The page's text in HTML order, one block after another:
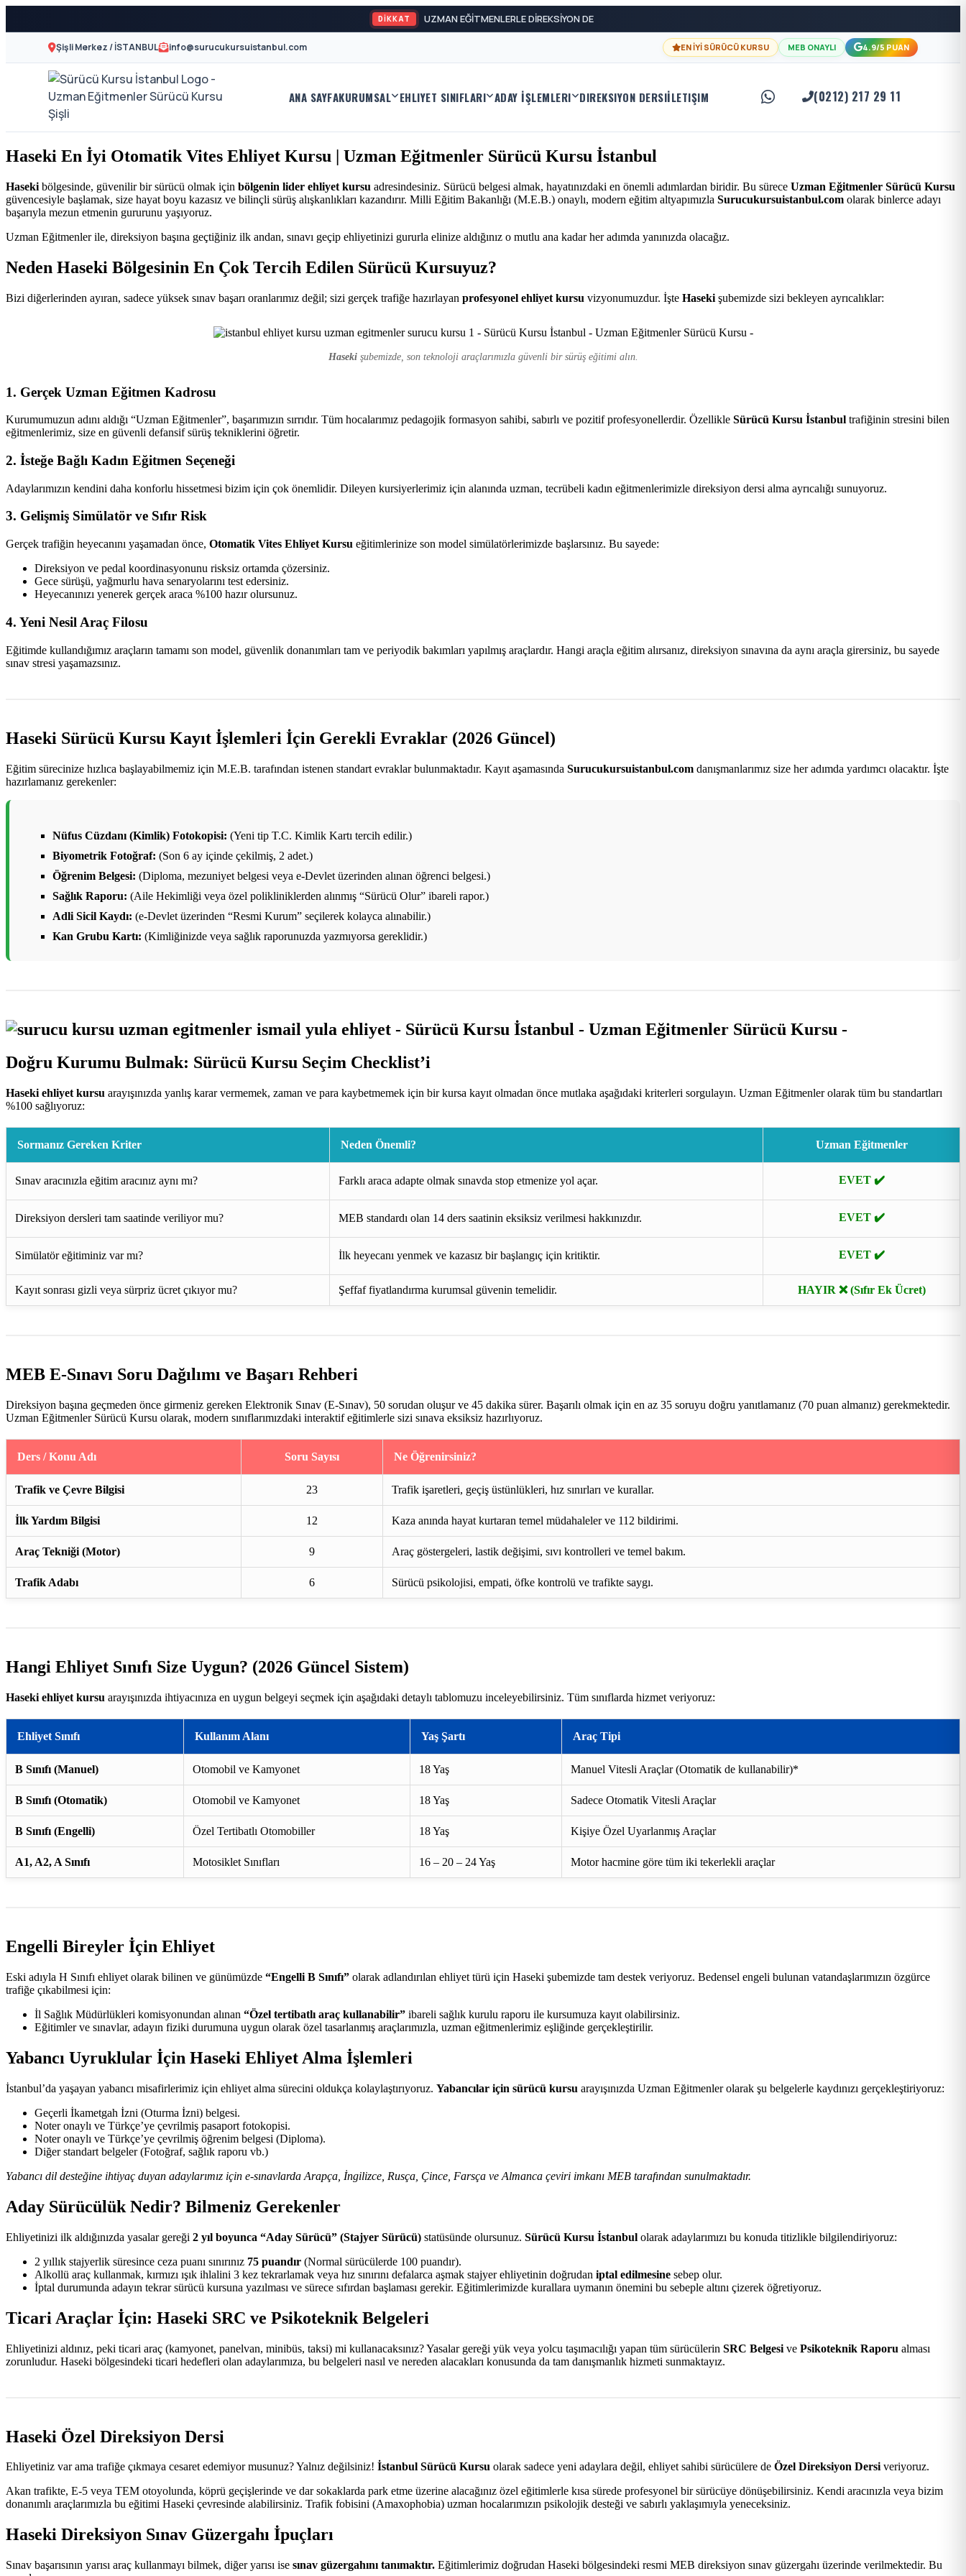
DİKKAT U
Şişli Merkez / İSTANBUL info@surucukursuistanbul.com EN İYİ SÜRÜCÜ KURSU MEB ONAYLI 4.9/5 PUAN
Sürücü
Kursu
İstanbul
-
Şişli
En
Kursu
A2
Motor
Ehliyeti
ve
Özel
Direksiyon
Dersi
ANA SAYFAKURUMSAL EHLIYET SINIFLARI ADAY İŞLEMLERI DIREKSIYON DERSIİLETIŞIM (0212) 217 29 11
Haseki En İyi Otomatik Vites Ehliyet Kursu | Uzman Eğitmenler Sürücü Kursu İstanbul
Haseki bölgesinde, güvenilir bir sürücü olmak için bölgenin lider ehliyet kursu adresindesiniz. Sürücü belgesi almak, hayatınızdaki en önemli adımlardan biridir. Bu sürece Uzman Eğitmenler Sürücü Kursu
güvencesiyle başlamak, size hayat boyu kazasız ve bilinçli sürüş alışkanlıkları kazandırır. Milli Eğitim Bakanlığı (M.E.B.) onaylı, modern eğitim altyapımızla Surucukursuistanbul.com olarak binlerce adayı
başarıyla mezun etmenin gururunu yaşıyoruz.
Uzman Eğitmenler ile, direksiyon başına geçtiğiniz ilk andan, sınavı geçip ehliyetinizi gururla elinize aldığınız o mutlu ana kadar her adımda yanınızda olacağız.
Neden Haseki Bölgesinin En Çok Tercih Edilen Sürücü Kursuyuz?
Bizi diğerlerinden ayıran, sadece yüksek sınav başarı oranlarımız değil; sizi gerçek trafiğe hazırlayan profesyonel ehliyet kursu vizyonumuzdur. İşte Haseki şubemizde sizi bekleyen ayrıcalıklar:
Hasekişubemizde, son teknoloji araçlarımızla güvenli bir sürüş eğitimi alın.
1. Gerçek Uzman Eğitmen Kadrosu
Kurumumuzun adını aldığı “Uzman Eğitmenler”, başarımızın sırrıdır. Tüm hocalarımız pedagojik formasyon sahibi, sabırlı ve pozitif profesyonellerdir. Özellikle Sürücü Kursu İstanbul trafiğinin stresini bilen
eğitmenlerimiz, size en güvenli defansif sürüş tekniklerini öğretir.
2. İsteğe Bağlı Kadın Eğitmen Seçeneği
Adaylarımızın kendini daha konforlu hissetmesi bizim için çok önemlidir. Dileyen kursiyerlerimiz için alanında uzman, tecrübeli kadın eğitmenlerimizle direksiyon dersi alma ayrıcalığı sunuyoruz.
3. Gelişmiş Simülatör ve Sıfır Risk
Gerçek trafiğin heyecanını yaşamadan önce, Otomatik Vites Ehliyet Kursu eğitimlerinize son model simülatörlerimizde başlarsınız. Bu sayede:
Direksiyon ve pedal koordinasyonunu risksiz ortamda çözersiniz.
Gece sürüşü, yağmurlu hava senaryolarını test edersiniz.
Heyecanınızı yenerek gerçek araca %100 hazır olursunuz.
4. Yeni Nesil Araç Filosu
Eğitimde kullandığımız araçların tamamı son model, güvenlik donanımları tam ve periyodik bakımları yapılmış araçlardır. Hangi araçla eğitim alırsanız, direksiyon sınavına da aynı araçla girersiniz, bu sayede
sınav stresi yaşamazsınız.
Haseki Sürücü Kursu Kayıt İşlemleri İçin Gerekli Evraklar (2026 Güncel)
Eğitim sürecinize hızlıca başlayabilmemiz için M.E.B. tarafından istenen standart evraklar bulunmaktadır. Kayıt aşamasında Surucukursuistanbul.com danışmanlarımız size her adımda yardımcı olacaktır. İşte
hazırlamanız gerekenler:
Nüfus Cüzdanı (Kimlik) Fotokopisi: (Yeni tip T.C. Kimlik Kartı tercih edilir.)
Biyometrik Fotoğraf: (Son 6 ay içinde çekilmiş, 2 adet.)
Öğrenim Belgesi: (Diploma, mezuniyet belgesi veya e-Devlet üzerinden alınan öğrenci belgesi.)
Sağlık Raporu: (Aile Hekimliği veya özel polikliniklerden alınmış “Sürücü Olur” ibareli rapor.)
Adli Sicil Kaydı: (e-Devlet üzerinden “Resmi Kurum” seçilerek kolayca alınabilir.)
Kan Grubu Kartı: (Kimliğinizde veya sağlık raporunuzda yazmıyorsa gereklidir.)
Doğru Kurumu Bulmak: Sürücü Kursu Seçim Checklist’i
Haseki ehliyet kursu arayışınızda yanlış karar vermemek, zaman ve para kaybetmemek için bir kursa kayıt olmadan önce mutlaka aşağıdaki kriterleri sorgulayın. Uzman Eğitmenler olarak tüm bu standartları
%100 sağlıyoruz:
Sormanız Gereken Kriter Neden Önemli? Uzman Eğitmenler
Sınav aracınızla eğitim aracınız aynı mı? Farklı araca adapte olmak sınavda stop etmenize yol açar. EVET ✔️
Direksiyon dersleri tam saatinde veriliyor mu? MEB standardı olan 14 ders saatinin eksiksiz verilmesi hakkınızdır. EVET ✔️
Simülatör eğitiminiz var mı? İlk heyecanı yenmek ve kazasız bir başlangıç için kritiktir. EVET ✔️
Kayıt sonrası gizli veya sürpriz ücret çıkıyor mu? Şeffaf fiyatlandırma kurumsal güvenin temelidir. HAYIR ❌ (Sıfır Ek Ücret)
MEB E-Sınavı Soru Dağılımı ve Başarı Rehberi
Direksiyon başına geçmeden önce girmeniz gereken Elektronik Sınav (E-Sınav), 50 sorudan oluşur ve 45 dakika sürer. Başarılı olmak için en az 35 soruyu doğru yanıtlamanız (70 puan almanız) gerekmektedir.
Uzman Eğitmenler Sürücü Kursu olarak, modern sınıflarımızdaki interaktif eğitimlerle sizi sınava eksiksiz hazırlıyoruz.
Ders / Konu Adı Soru Sayısı Ne Öğrenirsiniz?
Trafik ve Çevre Bilgisi 23 Trafik işaretleri, geçiş üstünlükleri, hız sınırları ve kurallar.
İlk Yardım Bilgisi 12 Kaza anında hayat kurtaran temel müdahaleler ve 112 bildirimi.
Araç Tekniği (Motor) 9 Araç göstergeleri, lastik değişimi, sıvı kontrolleri ve temel bakım.
Trafik Adabı 6 Sürücü psikolojisi, empati, öfke kontrolü ve trafikte saygı.
Hangi Ehliyet Sınıfı Size Uygun? (2026 Güncel Sistem)
Haseki ehliyet kursu arayışınızda ihtiyacınıza en uygun belgeyi seçmek için aşağıdaki detaylı tablomuzu inceleyebilirsiniz. Tüm sınıflarda hizmet veriyoruz:
Ehliyet Sınıfı Kullanım Alanı Yaş Şartı Araç Tipi
B Sınıfı (Manuel) Otomobil ve Kamyonet 18 Yaş Manuel Vitesli Araçlar (Otomatik de kullanabilir)*
B Sınıfı (Otomatik) Otomobil ve Kamyonet 18 Yaş Sadece Otomatik Vitesli Araçlar
B Sınıfı (Engelli) Özel Tertibatlı Otomobiller 18 Yaş Kişiye Özel Uyarlanmış Araçlar
A1, A2, A Sınıfı Motosiklet Sınıfları 16 – 20 – 24 Yaş Motor hacmine göre tüm iki tekerlekli araçlar
Engelli Bireyler İçin Ehliyet
Eski adıyla H Sınıfı ehliyet olarak bilinen ve günümüzde “Engelli B Sınıfı” olarak adlandırılan ehliyet türü için Haseki şubemizde tam destek veriyoruz. Bedensel engeli bulunan vatandaşlarımızın özgürce
trafiğe çıkabilmesi için:
İl Sağlık Müdürlükleri komisyonundan alınan “Özel tertibatlı araç kullanabilir” ibareli sağlık kurulu raporu ile kursumuza kayıt olabilirsiniz.
Eğitimler ve sınavlar, adayın fiziki durumuna uygun olarak özel tasarlanmış araçlarımızla, uzman eğitmenlerimiz eşliğinde gerçekleştirilir.
Yabancı Uyruklular İçin Haseki Ehliyet Alma İşlemleri
İstanbul’da yaşayan yabancı misafirlerimiz için ehliyet alma sürecini oldukça kolaylaştırıyoruz. Yabancılar için sürücü kursu arayışınızda Uzman Eğitmenler olarak şu belgelerle kaydınızı gerçekleştiriyoruz:
Geçerli İkametgah İzni (Oturma İzni) belgesi.
Noter onaylı ve Türkçe’ye çevrilmiş pasaport fotokopisi.
Noter onaylı ve Türkçe’ye çevrilmiş öğrenim belgesi (Diploma).
Diğer standart belgeler (Fotoğraf, sağlık raporu vb.)
Yabancı dil desteğine ihtiyaç duyan adaylarımız için e-sınavlarda Arapça, İngilizce, Rusça, Çince, Farsça ve Almanca çeviri imkanı MEB tarafından sunulmaktadır.
Aday Sürücülük Nedir? Bilmeniz Gerekenler
Ehliyetinizi ilk aldığınızda yasalar gereği 2 yıl boyunca “Aday Sürücü” (Stajyer Sürücü) statüsünde olursunuz. Sürücü Kursu İstanbul olarak adaylarımızı bu konuda titizlikle bilgilendiriyoruz:
2 yıllık stajyerlik süresince ceza puanı sınırınız 75 puandır (Normal sürücülerde 100 puandır).
Alkollü araç kullanmak, kırmızı ışık ihlalini 3 kez tekrarlamak veya hız sınırını defalarca aşmak stajyer ehliyetinin doğrudan iptal edilmesine sebep olur.
İptal durumunda adayın tekrar sürücü kursuna yazılması ve sürece sıfırdan başlaması gerekir. Eğitimlerimizde kurallara uymanın önemini bu sebeple altını çizerek öğretiyoruz.
Ticari Araçlar İçin: Haseki SRC ve Psikoteknik Belgeleri
Ehliyetinizi aldınız, peki ticari araç (kamyonet, panelvan, minibüs, taksi) mi kullanacaksınız? Yasalar gereği yük veya yolcu taşımacılığı yapan tüm sürücülerin SRC Belgesi ve Psikoteknik Raporu alması
zorunludur. Haseki bölgesindeki ticari hedefleri olan adaylarımıza, bu belgeleri nasıl ve nereden alacakları konusunda da tam danışmanlık hizmeti sunmaktayız.
Haseki Özel Direksiyon Dersi
Ehliyetiniz var ama trafiğe çıkmaya cesaret edemiyor musunuz? Yalnız değilsiniz! İstanbul Sürücü Kursu olarak sadece yeni adaylara değil, ehliyet sahibi sürücülere de Özel Direksiyon Dersiveriyoruz.
Akan trafikte, E-5 veya TEM otoyolunda, köprü geçişlerinde ve dar sokaklarda park etme üzerine alacağınız özel eğitimlerle kısa sürede profesyonel bir sürücüye dönüşebilirsiniz. Kendi aracınızla veya bizim
donanımlı araçlarımızla bu eğitimi Haseki çevresinde alabilirsiniz. Trafik fobisini (Amaxophobia) uzman hocalarımızın psikolojik desteği ve sabırlı yaklaşımıyla yeneceksiniz.
Haseki Direksiyon Sınav Güzergahı İpuçları
Sınav başarısının yarısı araç kullanmayı bilmek, diğer yarısı ise sınav güzergahını tanımaktır. Eğitimlerimiz doğrudan Haseki bölgesindeki resmi MEB direksiyon sınav güzergahı üzerinde verilmektedir. Bu